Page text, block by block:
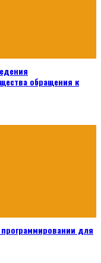
обращения к
для